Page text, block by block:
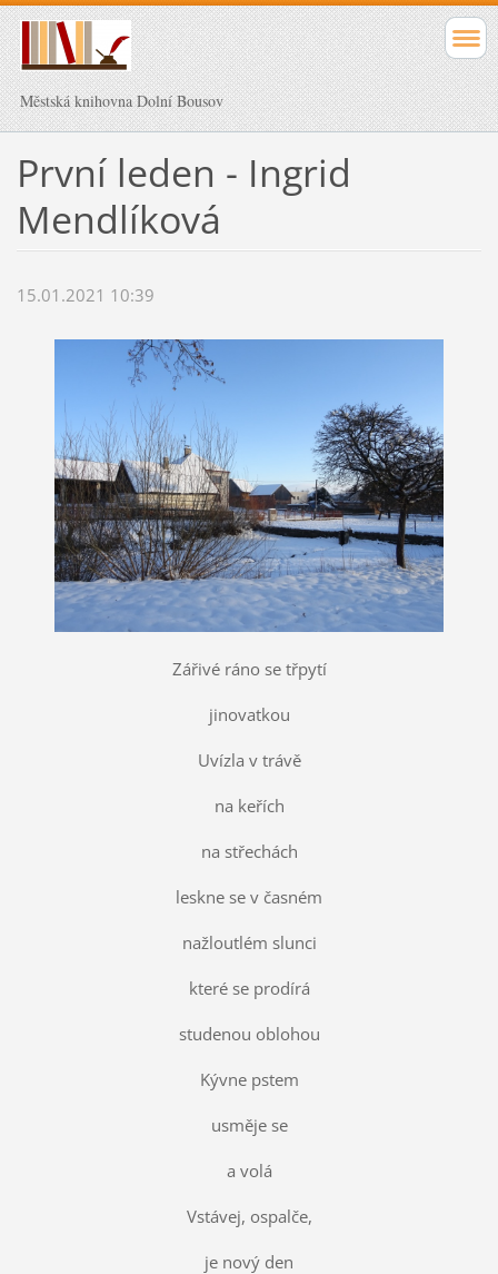
Městská knihovna Dolní Bousov
První leden - Ingrid
Mendlíková
15.01.2021 10:39
Zářivé ráno se třpytí
jinovatkou
Uvízla v trávě
na keřích
na střechách
leskne se v časném
nažloutlém slunci
které se prodírá
studenou oblohou
Kývne pstem
usměje se
a volá
Vstávej, ospalče,
je nový den